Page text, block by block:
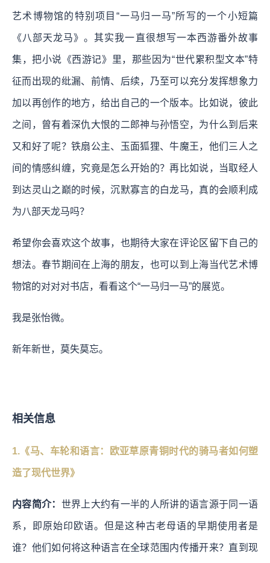
艺术博物馆的特别项目“一马归一马”所写的一个小短篇
《八部天龙马》。其实我一直很想写一本西游番外故事
集，把小说《西游记》里，那些因为“世代累积型文本”特
征而出现的纰漏、前情、后续，乃至可以充分发挥想象力
加以再创作的地方，给出自己的一个版本。比如说，彼此
之间，曾有着深仇大恨的二郎神与孙悟空，为什么到后来
又和好了呢？铁扇公主、玉面狐狸、牛魔王，他们三人之
间的情感纠缠，究竟是怎么开始的？再比如说，当取经人
到达灵山之巅的时候，沉默寡言的白龙马，真的会顺利成
为八部天龙马吗？
希望你会喜欢这个故事，也期待大家在评论区留下自己的
想法。春节期间在上海的朋友，也可以到上海当代艺术博
物馆的对对对书店，看看这个“一马归一马”的展览。
我是张怡微。
新年新世，莫失莫忘。
相关信息
1.《马、车轮和语言：欧亚草原青铜时代的骑马者如何塑
造了现代世界》
内容简介： 世界上大约有一半的人所讲的语言源于同一语
系，即原始印欧语。但是这种古老母语的早期使用者是
谁？他们如何将这种语言在全球范围内传播开来？直到现